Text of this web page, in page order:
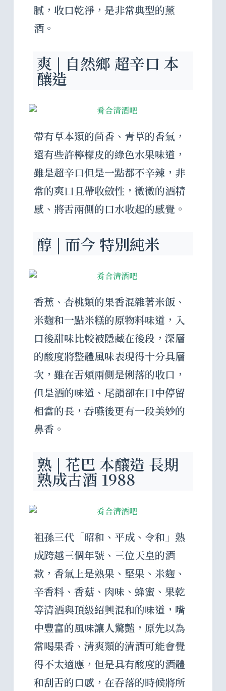
膩，收口乾淨，是非常典型的薰
酒。
爽 | 自然鄉 超辛口 本
釀造
帶有草本類的茴香、青草的香氣，
還有些許檸檬皮的綠色水果味道，
雖是超辛口但是一點都不辛辣，非
常的爽口且帶收斂性，微微的酒精
感、將舌兩側的口水收起的感覺。
醇 | 而今 特別純米
香蕉、杏桃類的果香混雜著米飯、
米麴和一點米糕的原物料味道，入
口後甜味比較被隱藏在後段，深層
的酸度將整體風味表現得十分具層
次，雖在舌頰兩側是俐落的收口，
但是酒的味道、尾韻卻在口中停留
相當的長，吞嚥後更有一段美妙的
鼻香。
熟 | 花巴 本釀造 長期
熟成古酒 1988
祖孫三代「昭和、平成、令和」熟
成跨越三個年號、三位天皇的酒
款，香氣上是熟果、堅果、米麴、
辛香料、香菇、肉味、蜂蜜、果乾
等清酒與頂級紹興混和的味道，嘴
中豐富的風味讓人驚豔，原先以為
常喝果香、清爽類的清酒可能會覺
得不太適應，但是具有酸度的酒體
和刮舌的口感，在吞落的時候將所